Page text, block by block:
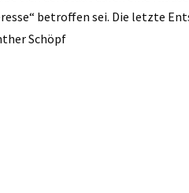
betroffen sei. Die letzte
Schöpf